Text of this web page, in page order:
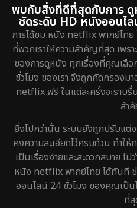
พบกับสิ่งที่ดีที่สุดกับการ
ชัดระดับ HD หนังออนไ
การได้ชม หนัง netflix พากย์ไทย
ที่พวกเราให้ความสำคัญที่สุด เพรา
ของการดูหนัง ทุกเรื่องที่คุณเลื
ชั่วโมง ของเรา จึงถูกคัดกรองม
netflix ฟรี ในแต่ละครั้งจะราบรื่
สำ
ยิ่งไปกว่านั้น ระบบยังถูกปรับแต่
คงความละเอียดไว้ครบถ้วน ทำ
เป็นเรื่องง่ายและสะดวกสบาย ไม่
หนัง netflix พากย์ไทย ได้ทันที
ออนไลน์ 24 ชั่วโมง ของคุณเป็น
ที่